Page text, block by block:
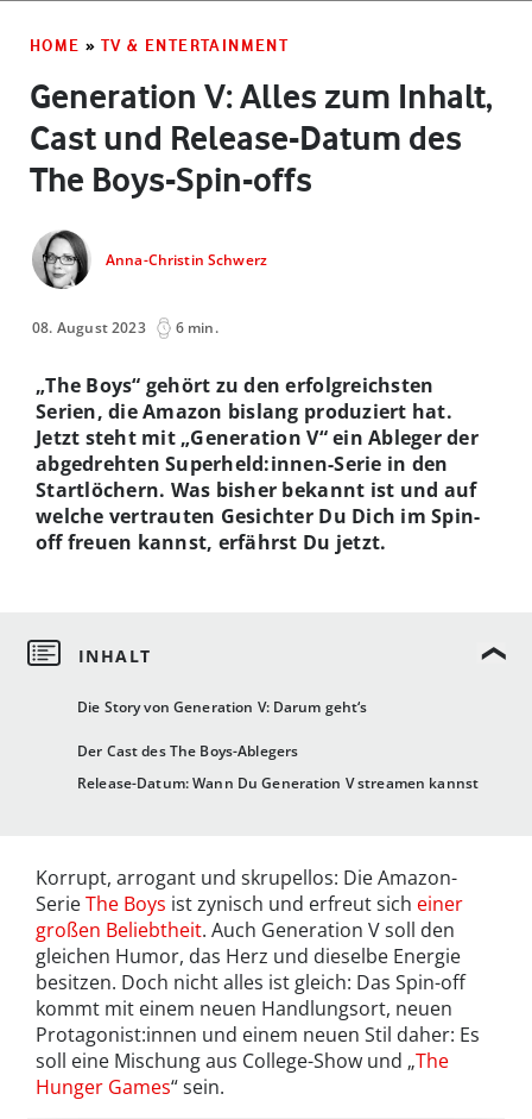
HOME » TV & ENTERTAINMENT
Generation V: Alles zum Inhalt,
Cast und Release-Datum des
The Boys-Spin-offs
Anna-Christin Schwerz
08. August 2023 6 min.
Die Story von Generation V: Darum geht‘s
Der Cast des The Boys-Ablegers
Release-Datum: Wann Du Generation V streamen kannst
„The Boys“ gehört zu den erfolgreichsten
Serien, die Amazon bislang produziert hat.
Jetzt steht mit „Generation V“ ein Ableger der
abgedrehten Superheld:innen-Serie in den
Startlöchern. Was bisher bekannt ist und auf
welche vertrauten Gesichter Du Dich im Spin-
off freuen kannst, erfährst Du jetzt.
Korrupt, arrogant und skrupellos: Die Amazon-
SerieThe Boys ist zynisch und erfreut sich einer
großen Beliebtheit. Auch Generation V soll den
gleichen Humor, das Herz und dieselbe Energie
besitzen. Doch nicht alles ist gleich: Das Spin-off
kommt mit einem neuen Handlungsort, neuen
Protagonist:innen und einem neuen Stil daher: Es
soll eine Mischung aus College-Show und „The
Hunger Games“ sein.